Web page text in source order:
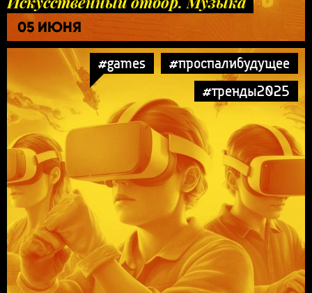
05 ИЮНЯ
#games
#проспалибудущее
#тренды2025